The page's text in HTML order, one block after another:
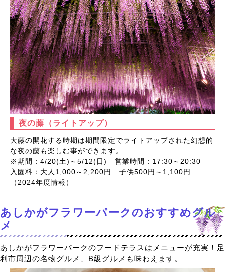
夜の藤（ライトアップ）
大藤の開花する時期は期間限定でライトアップされた幻想的
な夜の藤も楽しむ事ができます。
※期間：4/20(土)～5/12(日) 営業時間：17:30～20:30
入園料：大人1,000～2,200円 子供500円～1,100円
（2024年度情報）
あしかがフラワーパークのおすすめグル
メ
あしかがフラワーパークのフードテラスはメニューが充実！足
利市周辺の名物グルメ、B級グルメも味わえます。